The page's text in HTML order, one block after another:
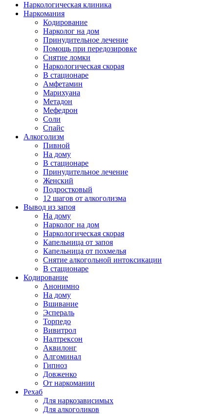
Наркологическая клиника
Наркомания
Кодирование
Нарколог на дом
Принудительное лечение
Помощь при передозировке
Снятие ломки
Наркологическая скорая
В стационаре
Амфетамин
Марихуана
Метадон
Мефедрон
Соли
Спайс
Алкоголизм
Пивной
На дому
В стационаре
Принудительное лечение
Женский
Подростковый
12 шагов от алкоголизма
Вывод из запоя
На дому
Нарколог на дом
Наркологическая скорая
Капельница от запоя
Капельница от похмелья
Снятие алкогольной интоксикации
В стационаре
Кодирование
Анонимно
На дому
Вшивание
Эспераль
Торпедо
Вивитрол
Налтрексон
Аквилонг
Алгоминал
Гипноз
Довженко
От наркомании
Рехаб
Для наркозависимых
Для алкоголиков